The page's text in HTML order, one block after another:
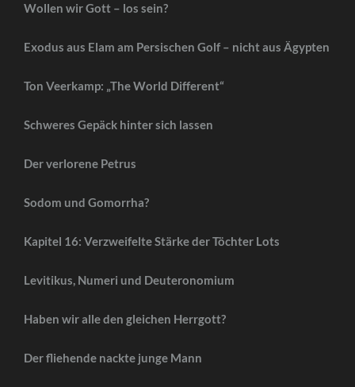
Wollen wir Gott – los sein?
Exodus aus Elam am Persischen Golf – nicht aus Ägypten
Ton Veerkamp: „The World Different“
Schweres Gepäck hinter sich lassen
Der verlorene Petrus
Sodom und Gomorrha?
Kapitel 16: Verzweifelte Stärke der Töchter Lots
Levitikus, Numeri und Deuteronomium
Haben wir alle den gleichen Herrgott?
Der fliehende nackte junge Mann